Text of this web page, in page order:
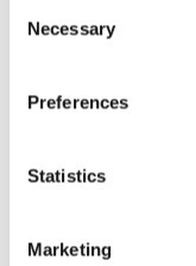
Selection
Necessary
Preferences
Statistics
Marketing
- 1 x 1 m